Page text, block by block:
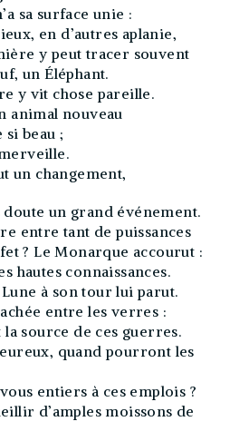
sa surface unie :
en d’autres aplanie,
y peut tracer souvent
un Éléphant.
y vit chose pareille.
animal nouveau
si beau ;
un changement,
doute un grand événement.
entre tant de puissances
? Le Monarque accourut :
hautes connaissances.
à son tour lui parut.
entre les verres :
source de ces guerres.
quand pourront les
entiers à ces emplois ?
d’amples moissons de